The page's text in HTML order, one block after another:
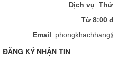
Dịch vụ:
Từ 8:00
Email:
ĐĂNG KÝ NHẬN TIN